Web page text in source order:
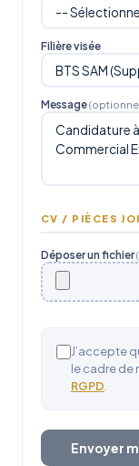
Filière visée
Message
CV / PIÈCES
Déposer un fichier
J’accepte
le cadre de
RGPD
Envoyer